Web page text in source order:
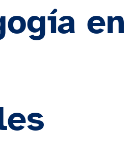
en